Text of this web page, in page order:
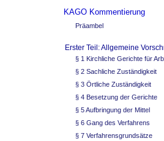
KAGO Kommentierung
Präambel
Erster Teil: Allgemeine
§ 1 Kirchliche Gerichte für
§ 2 Sachliche Zuständigkeit
§ 3 Örtliche Zuständigkeit
§ 4 Besetzung der Gerichte
§ 5 Aufbringung der Mittel
§ 6 Gang des Verfahrens
§ 7 Verfahrensgrundsätze